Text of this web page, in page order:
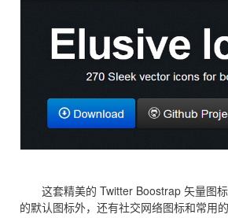
这套精美的 Twitter Boostrap 矢量图
的默认图标外，还有社交网络图标和常用的